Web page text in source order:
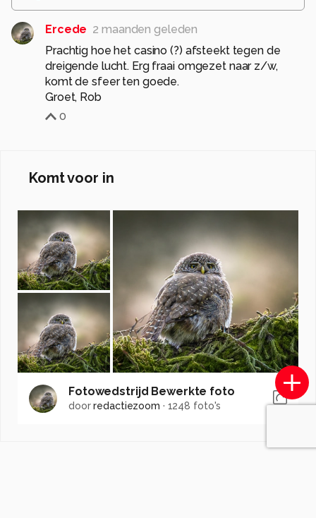
Ercede 2 maanden geleden
Prachtig hoe het casino (?) afsteekt tegen de
dreigende lucht. Erg fraai omgezet naar z/w,
komt de sfeer ten goede.
Groet, Rob
0
Komt voor in
Fotowedstrijd Bewerkte foto
doorredactiezoom · 1248 foto's